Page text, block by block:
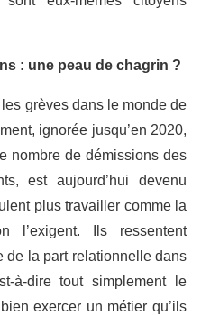
: une peau de chagrin ?
grèves dans le monde de
ignorée jusqu’en 2020,
nombre de démissions des
est aujourd’hui devenu
plus travailler comme la
l’exigent. Ils ressentent
de la part relationnelle dans
à-dire tout simplement le
exercer un métier qu’ils